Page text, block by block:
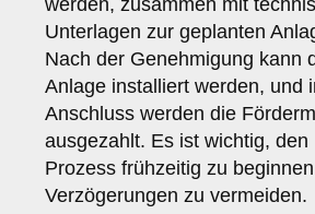
werden, zusammen mit
Unterlagen zur geplanten
Nach der Genehmigung kann
Anlage installiert werden, und
Anschluss werden die
ausgezahlt. Es ist wichtig, den
Prozess frühzeitig zu
Verzögerungen zu vermeiden.